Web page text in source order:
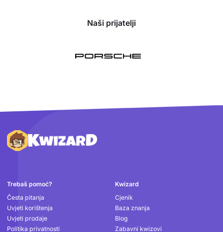
Naši prijatelji
Podnožje
Trebaš pomoć?
Česta pitanja
Uvjeti korištenja
Uvjeti prodaje
Politika privatnosti
Kwizard
Cjenik
Baza znanja
Blog
Zabavni kwizovi